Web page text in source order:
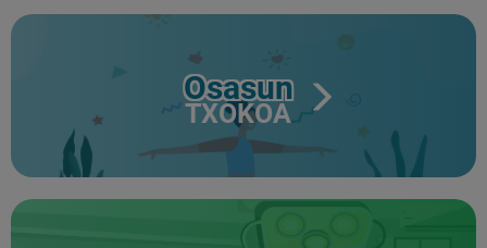
Osasun
TXOKOA